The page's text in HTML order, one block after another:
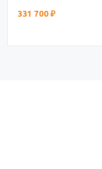
331 700 ₽